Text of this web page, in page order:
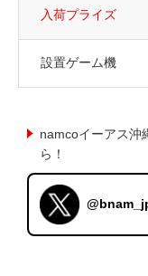
入荷プライズ
設置ゲーム機
namcoイーアス沖
ら！